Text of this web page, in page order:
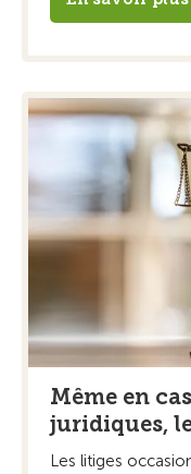
Même en
juridiques,
Les litiges